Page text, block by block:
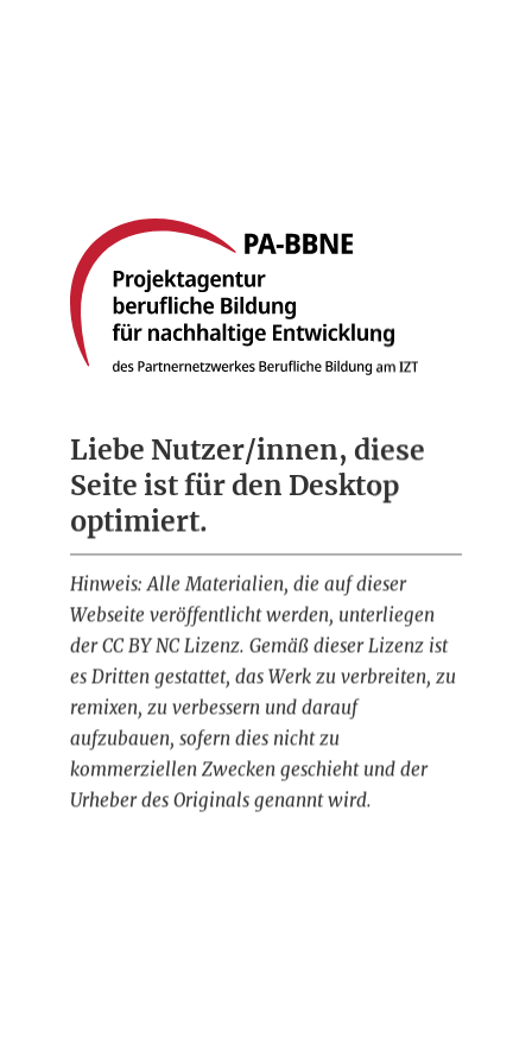
Liebe Nutzer/innen, diese
Seite ist für den Desktop
optimiert.
Hinweis: Alle Materialien, die auf dieser
Webseite veröffentlicht werden, unterliegen
der CC BY NC Lizenz. Gemäß dieser Lizenz ist
es Dritten gestattet, das Werk zu verbreiten, zu
remixen, zu verbessern und darauf
aufzubauen, sofern dies nicht zu
kommerziellen Zwecken geschieht und der
Urheber des Originals genannt wird.